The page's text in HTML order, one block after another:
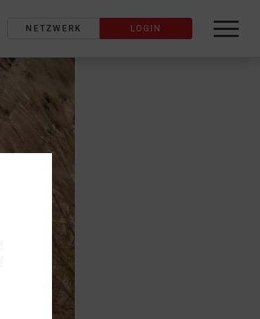
NETZWERK LOGIN